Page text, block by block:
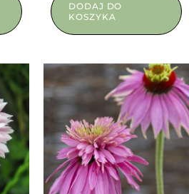
DODAJ DO
KOSZYKA